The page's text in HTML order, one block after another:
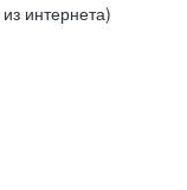
интернета)